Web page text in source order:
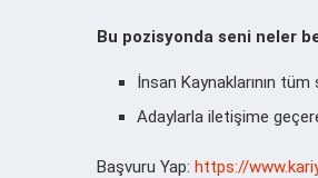
Bu pozisyonda seni neler
İnsan Kaynaklarının
Adaylarla iletişime
Başvuru Yap: https://